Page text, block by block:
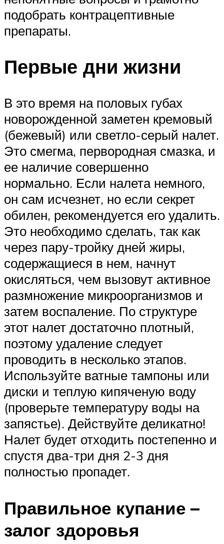
подобрать контрацептивные
препараты.
Первые дни жизни
В это время на половых губах
новорожденной заметен кремовый
(бежевый) или светло-серый налет.
Это смегма, первородная смазка, и
ее наличие совершенно
нормально. Если налета немного,
он сам исчезнет, но если секрет
обилен, рекомендуется его удалить.
Это необходимо сделать, так как
через пару-тройку дней жиры,
содержащиеся в нем, начнут
окисляться, чем вызовут активное
размножение микроорганизмов и
затем воспаление. По структуре
этот налет достаточно плотный,
поэтому удаление следует
проводить в несколько этапов.
Используйте ватные тампоны или
диски и теплую кипяченую воду
(проверьте температуру воды на
запястье). Действуйте деликатно!
Налет будет отходить постепенно и
спустя два-три дня 2-3 дня
полностью пропадет.
Правильное купание –
залог здоровья